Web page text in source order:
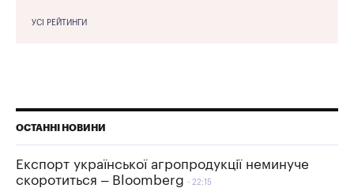
УСІ РЕЙТИНГИ
ОСТАННІ НОВИНИ
Експорт української агропродукції неминуче
скоротиться – Bloomberg
22:15